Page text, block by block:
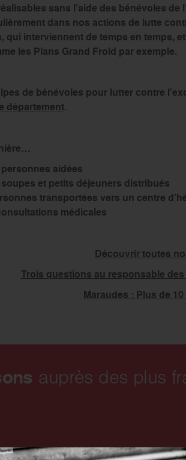
sans l’aide des bénévoles de
dans nos actions de lutte
interviennent de temps en temps,
les Plans Grand Froid par exemple.
de bénévoles pour lutter contre
département.
personnes aidées
soupes et petits déjeuners distribués
transportées vers un centre
médicales
Découvrir toutes
Trois questions au responsable
Maraudes : Plus de
auprès des plus